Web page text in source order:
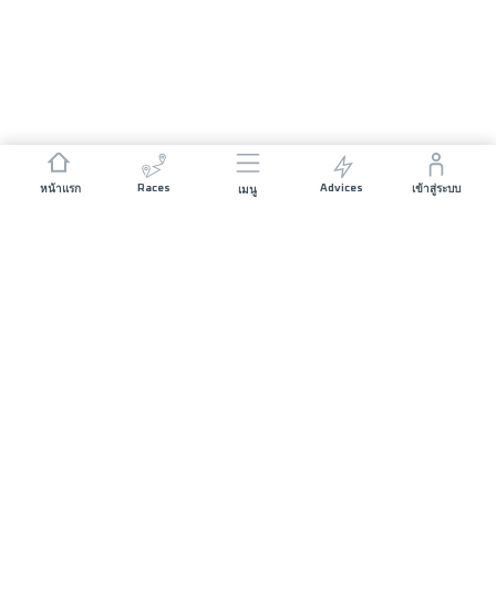
หน้าแรก Races เมนู Advices เข้าสู่ระบบ